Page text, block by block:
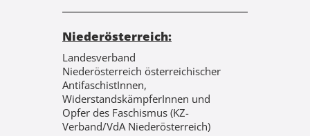
Niederösterreich:
Landesverband
Niederösterreich österreichischer
AntifaschistInnen,
WiderstandskämpferInnen und
Opfer des Faschismus (KZ-
Verband/VdA Niederösterreich)